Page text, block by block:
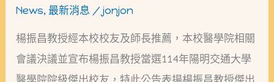
News, 最新消息 /jonjon
楊振昌教授經本校校友及師長推薦，本校醫學院相關
會議決議並宣布楊振昌教授當選114年陽明交通大學
年
醫